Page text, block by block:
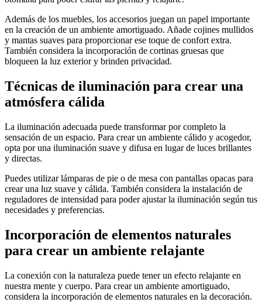
Además de los muebles, los accesorios juegan un papel importante
en la creación de un ambiente amortiguado. Añade cojines mullidos
y mantas suaves para proporcionar ese toque de confort extra.
También considera la incorporación de cortinas gruesas que
bloqueen la luz exterior y brinden privacidad.
Técnicas de iluminación para crear una
atmósfera cálida
La iluminación adecuada puede transformar por completo la
sensación de un espacio. Para crear un ambiente cálido y acogedor,
opta por una iluminación suave y difusa en lugar de luces brillantes
y directas.
Puedes utilizar lámparas de pie o de mesa con pantallas opacas para
crear una luz suave y cálida. También considera la instalación de
reguladores de intensidad para poder ajustar la iluminación según tus
necesidades y preferencias.
Incorporación de elementos naturales
para crear un ambiente relajante
La conexión con la naturaleza puede tener un efecto relajante en
nuestra mente y cuerpo. Para crear un ambiente amortiguado,
considera la incorporación de elementos naturales en la decoración.